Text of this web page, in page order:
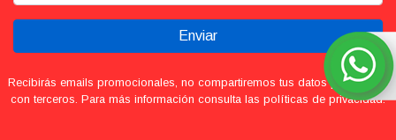
Enviar
Recibirás emails promocionales, no compartiremos tus datos personales
con terceros. Para más información consulta las políticas de privacidad.